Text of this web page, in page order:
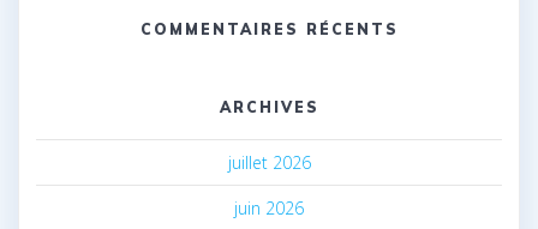
COMMENTAIRES RÉCENTS
ARCHIVES
juillet 2026
juin 2026